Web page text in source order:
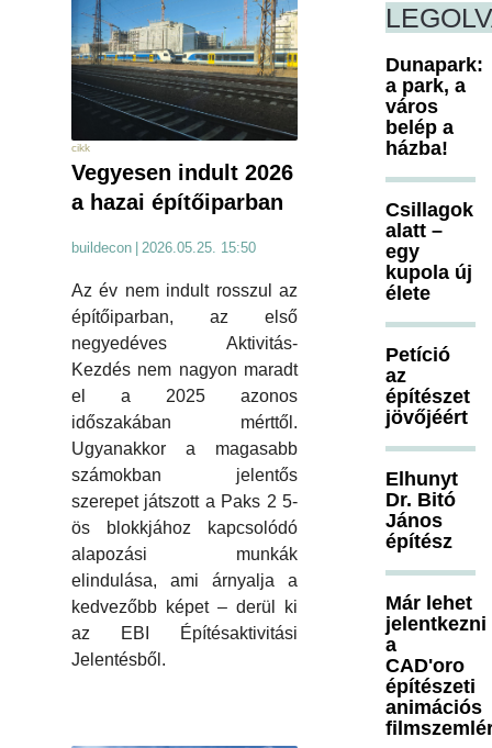
cikk
Vegyesen indult 2026
a hazai építőiparban
buildecon | 2026.05.25. 15:50
Az év nem indult rosszul az
építőiparban, az első
negyedéves Aktivitás-
Kezdés nem nagyon maradt
el a 2025 azonos
időszakában mérttől.
Ugyanakkor a magasabb
számokban jelentős
szerepet játszott a Paks 2 5-
ös blokkjához kapcsolódó
alapozási munkák
elindulása, ami árnyalja a
kedvezőbb képet – derül ki
az EBI Építésaktivitási
Jelentésből.
Dunapark:
a park, a
város
belép a
házba!
Csillagok
alatt –
egy
kupola új
élete
Petíció
az
építészet
jövőjéért
Elhunyt
Dr. Bitó
János
építész
Már lehet
jelentkezni
a
CAD'oro
építészeti
animációs